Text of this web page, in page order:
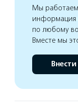
Мы
информация
по любому
Вместе мы